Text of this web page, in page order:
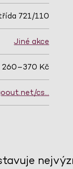
721/110
Jiné akce
260–370 Kč
cs…